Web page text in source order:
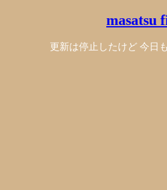
masatsu
更新は停止したけど 今日